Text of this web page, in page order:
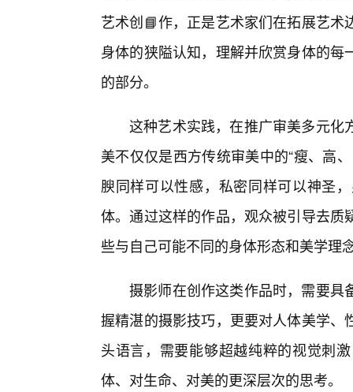
艺术创📘作，正是艺术家们在拓展艺
身体的狭隘认知，理解并欣赏身体的
的部分。
这种艺术实践，在推广审美多元化
美不仅仅是西方传统审美中的“瘦、高
腴同样可以性感，私密同样可以神圣
体。通过这样的作品，观众被引导去
些与自己可能不同的身体形态和美学理
摄影师在创作这类作品时，需要具
握精湛的摄影技巧，更要对人体美学
头语言，需要能够超越纯粹的视觉刺
体、对生命、对美的更深层次的思考。